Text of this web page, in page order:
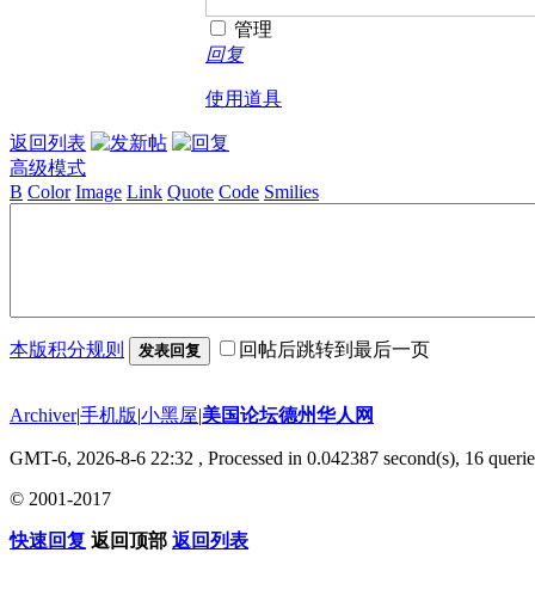
管理
回复
使用道具
返回列表
高级模式
B Color Image Link Quote Code Smilies
本版积分规则 发表回复 回帖后跳转到最后一页
Archiver|手机版|小黑屋|美国论坛德州华人网
GMT-6, 2026-8-6 22:32 , Processed in 0.042387 second(s), 16
© 2001-2017
快速回复 返回顶部 返回列表